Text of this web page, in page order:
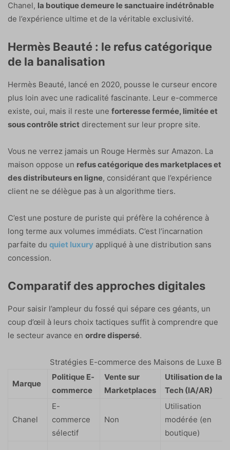
Chanel, la boutique demeure le sanctuaire indétrônable
de l’expérience ultime et de la véritable exclusivité.
Hermès Beauté : le refus catégorique
de la banalisation
Hermès Beauté, lancé en 2020, pousse le curseur encore
plus loin avec une radicalité fascinante. Leur e-commerce
existe, oui, mais il reste une forteresse fermée, limitée et
sous contrôle strict directement sur leur propre site.
Vous ne verrez jamais un Rouge Hermès sur Amazon. La
maison oppose un refus catégorique des marketplaces et
des distributeurs en ligne, considérant que l’expérience
client ne se délègue pas à un algorithme tiers.
C’est une posture de puriste qui préfère la cohérence à
long terme aux volumes immédiats. C’est l’incarnation
parfaite du quiet luxury appliqué à une distribution sans
concession.
Comparatif des approches digitales
Pour saisir l’ampleur du fossé qui sépare ces géants, un
coup d’œil à leurs choix tactiques suffit à comprendre que
le secteur avance en ordre dispersé.
Stratégies E-commerce des Maisons de Luxe
Marque
Politique E-
commerce
Vente sur
Marketplaces
Utilisation de la
Tech (IA/AR)
Chanel
E-
commerce
sélectif
Non
Utilisation
modérée (en
boutique)